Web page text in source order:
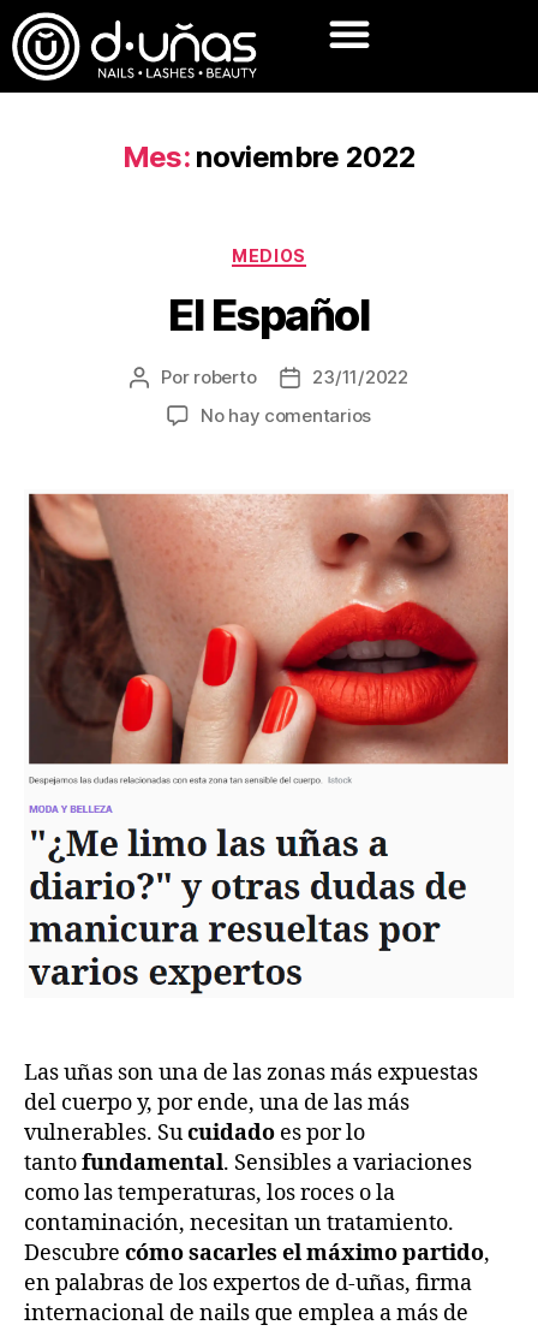
Mes: noviembre 2022
MEDIOS
El Español
Por roberto
23/11/2022
No hay comentarios
Las uñas son una de las zonas más expuestas
del cuerpo y, por ende, una de las más
vulnerables. Sucuidado es por lo
tantofundamental. Sensibles a variaciones
como las temperaturas, los roces o la
contaminación, necesitan un tratamiento.
Descubre cómo sacarles el máximo partido,
en palabras de los expertos de d-uñas, firma
internacional de nails que emplea a más de